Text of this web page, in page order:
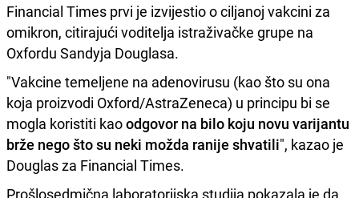
Financial Times prvi je izvijestio o ciljanoj vakcini za
omikron, citirajući voditelja istraživačke grupe na
Oxfordu Sandyja Douglasa.
"Vakcine temeljene na adenovirusu (kao što su ona
koja proizvodi Oxford/AstraZeneca) u principu bi se
mogla koristiti kaoodgovor na bilo koju novu varijantu
brže nego što su neki možda ranije shvatili", kazao je
Douglas za Financial Times.
Prošlosedmična laboratorijska studija pokazala je da